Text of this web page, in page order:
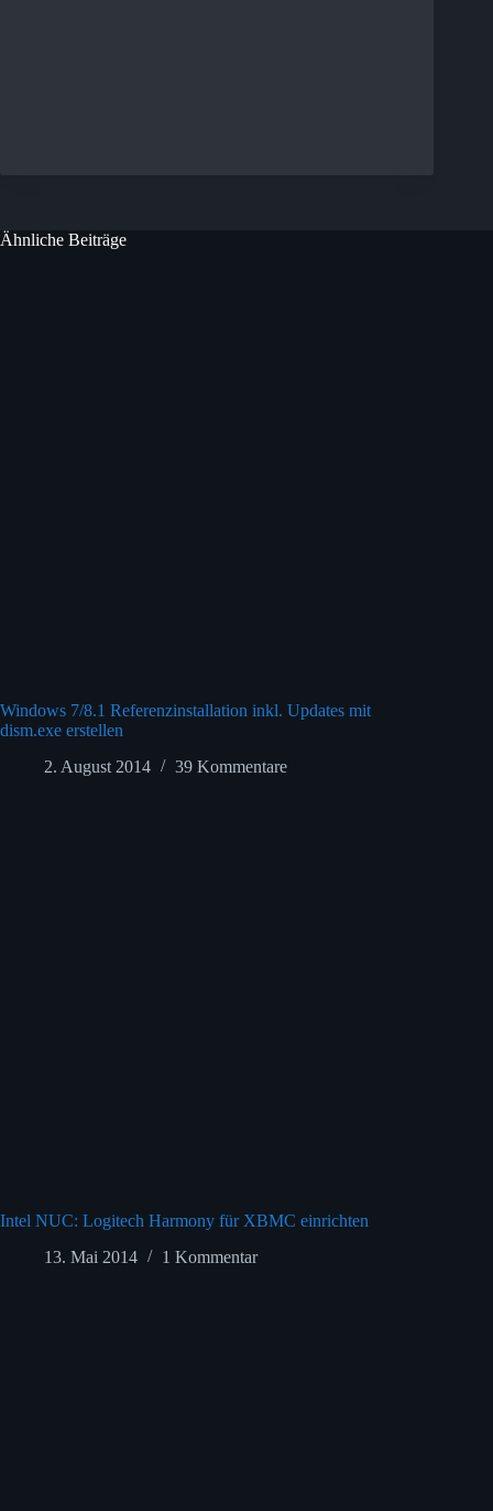
Ähnliche Beiträge
Windows 7/8.1 Referenzinstallation inkl. Updates mit
dism.exe erstellen
2. August 2014
39 Kommentare
Intel NUC: Logitech Harmony für XBMC einrichten
13. Mai 2014
1 Kommentar